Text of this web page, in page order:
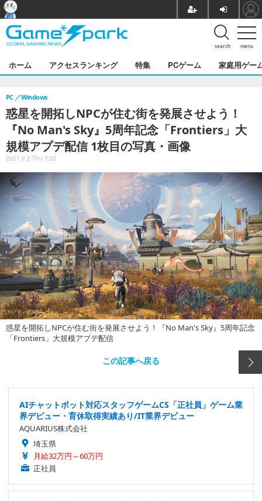
menu
search
ホーム アクセスランキング 特集 PCゲーム 家庭用ゲー
惑星を開拓しNPCが住む街を発展させよう！
『No Man's Sky』5周年記念「Frontiers」大
規模アプデ配信 1枚目の写真・画像
PC Windows
2021.9.2 Thu 7:00
惑星を開拓しNPCが住む街を発展させよう！『No Man's Sky』5周年記念
「Frontiers」大規模アプデ配信
この記事へ戻る
AIチャットボット対応スタッフゲームCS「正社員」ゲーム業
界デビュー・育休取得実績あり/IT業界デビュー
AQUARIUS株式会社
埼玉県
月給32万円～60万円
正社員